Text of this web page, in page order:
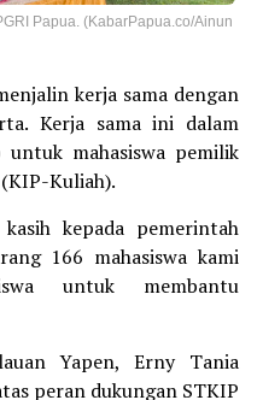
Papua. (KabarPapua.co/Ainun
kerja sama dengan
Kerja sama ini dalam
mahasiswa pemilik
Kuliah).
kepada pemerintah
166 mahasiswa kami
untuk membantu
Yapen, Erny Tania
peran dukungan STKIP